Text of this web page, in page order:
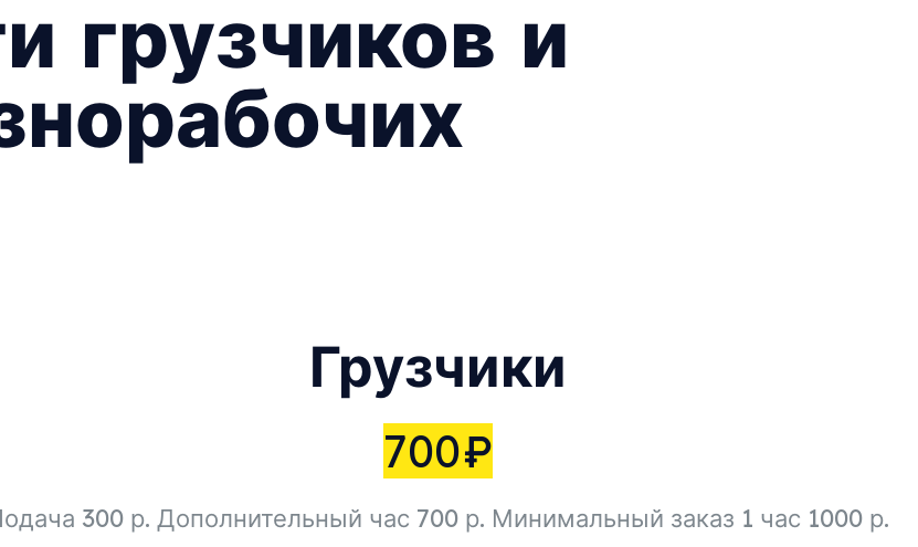
грузчиков и
Грузчики
700₽
300 р. Дополнительный час 700 р. Минимальный заказ 1 час 1000 р.